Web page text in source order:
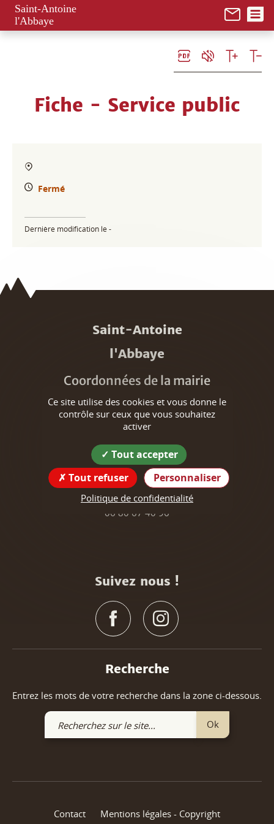
Saint-Antoine
l'Abbaye
Fiche - Service public
Fermé
Dernière modification le -
Saint-Antoine
l'Abbaye
Coordonnées de la mairie
62 place Ferdinand Gilibert
38160 Saint-Antoine-l'Abbaye
secretariat@stantoinelabbaye.fr
Numéro d'astreinte des élus
(pour les urgences uniquement) :
06 80 67 40 96
Suivez nous !
Recherche
Entrez les mots de votre recherche dans la zone ci-dessous.
Recherchez
sur
Ok
Contact Mentions légales - Copyright
Panneau de gestion des cookies
Ce site utilise des cookies et vous donne le
contrôle sur ceux que vous souhaitez
activer
Tout accepter
Tout refuser
Personnaliser
Politique de confidentialité